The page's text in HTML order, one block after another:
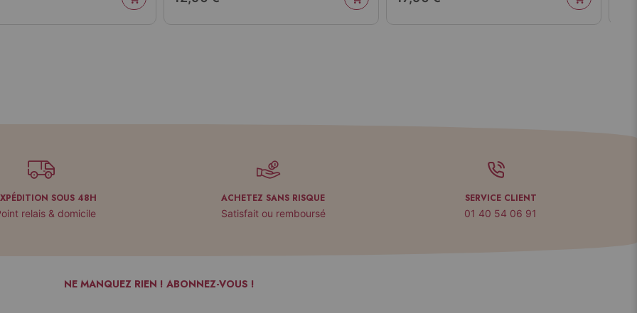
SOUS 48H
relais & domicile
ACHETEZ SANS RISQUE
Satisfait ou remboursé
SERVICE CLIENT
01 40 54 06 91
NE MANQUEZ RIEN ! ABONNEZ-VOUS !